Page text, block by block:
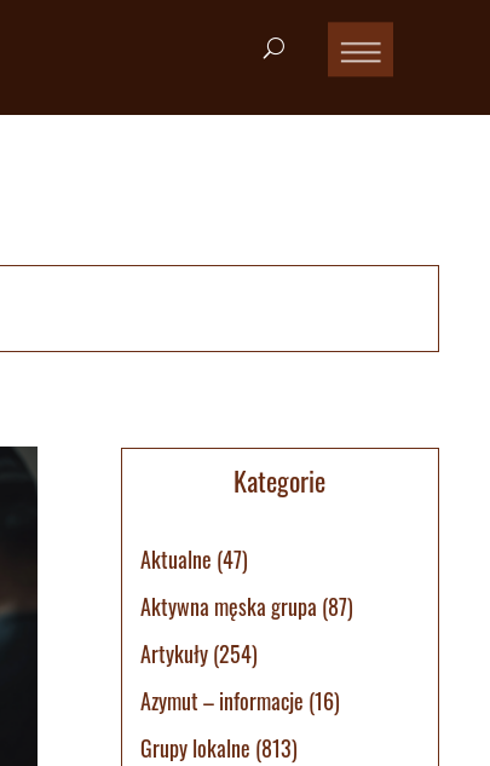
Kategorie
Aktualne (47)
Aktywna męska grupa (87)
Artykuły(254)
Azymut – informacje (16)
Grupy lokalne (813)